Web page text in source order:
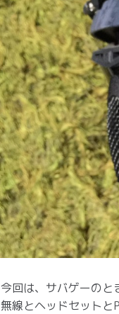
今回は、サバゲーのと
無線とヘッドセットと